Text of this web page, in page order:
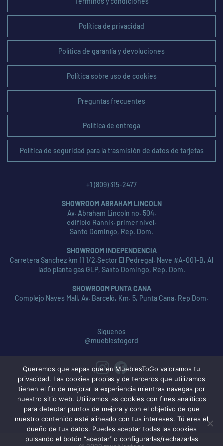
Política de privacidad
Política de garantía y devoluciones
Política sobre uso de cookies
Preguntas frecuentes
Política de entrega
Política de seguridad para la trasmisión de datos de tarjetas
+1 (809) 315-2477
SHOWROOM ABRAHAM LINCOLN
Av. Abraham Lincoln no. 504,
edificio Rannik, primer nivel,
Santo Domingo, Rep. Dom.
SHOWROOM INDEPENDENCIA
Carretera Sanchez km 11 1/2,Sector El Pedregal, Nave #A-001-B, Al
lado planta gas GLP, Santo Domingo, Rep. Dom.
SHOWROOM PUNTA CANA
Complejo Naves Mall, Av. Barceló, Km. 5, Punta Cana, Rep Dom.
Síguenos
@mueblestogord
Queremos que sepas que en MueblesToGo valoramos tu
privacidad. Las cookies propias y de terceros que utilizamos
tienen el fin de mejorar la experiencia mientras navegas por
nuestro sitio web. Utilizamos las cookies con fines analíticos
para detectar puntos de mejora y con el objetivo de que
nuestro contenido esté alineado con tus intereses. Tú eres el
dueño de tus datos. Puedes aceptar todas las cookies
pulsando el botón “aceptar” o configurarlas/rechazarlas